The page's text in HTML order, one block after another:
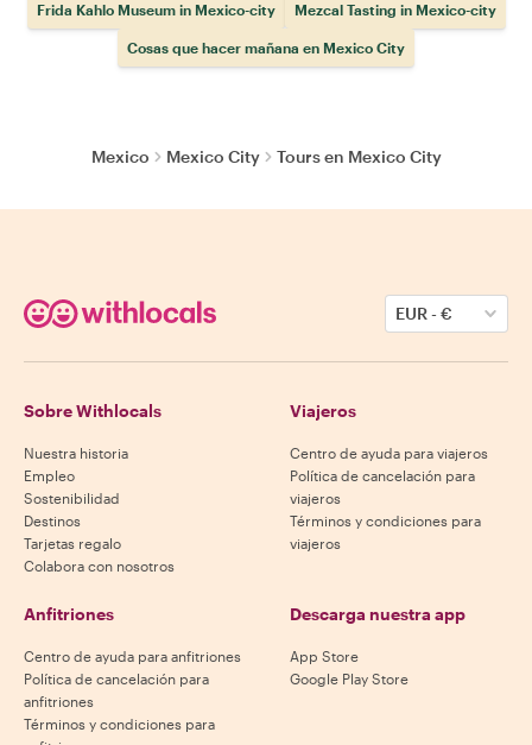
Frida Kahlo Museum in Mexico-city Mezcal Tasting in Mexico-city
Cosas que hacer mañana en Mexico City
Mexico Mexico City Tours en Mexico City
EUR-€
Sobre Withlocals
Nuestra historia
Empleo
Sostenibilidad
Destinos
Tarjetas regalo
Colabora con nosotros
Viajeros
Centro de ayuda para viajeros
Política de cancelación para
viajeros
Términos y condiciones para
viajeros
Anfitriones
Centro de ayuda para anfitriones
Política de cancelación para
anfitriones
Términos y condiciones para
Descarga nuestra app
App Store
Google Play Store